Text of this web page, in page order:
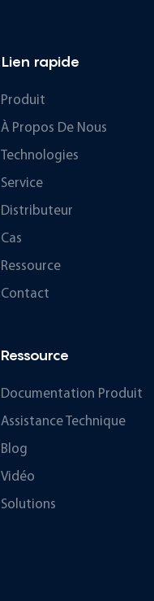
Lien rapide
Produit
À Propos De Nous
Technologies
Service
Distributeur
Cas
Ressource
Contact
Ressource
Documentation Produit
Assistance Technique
Blog
Vidéo
Solutions